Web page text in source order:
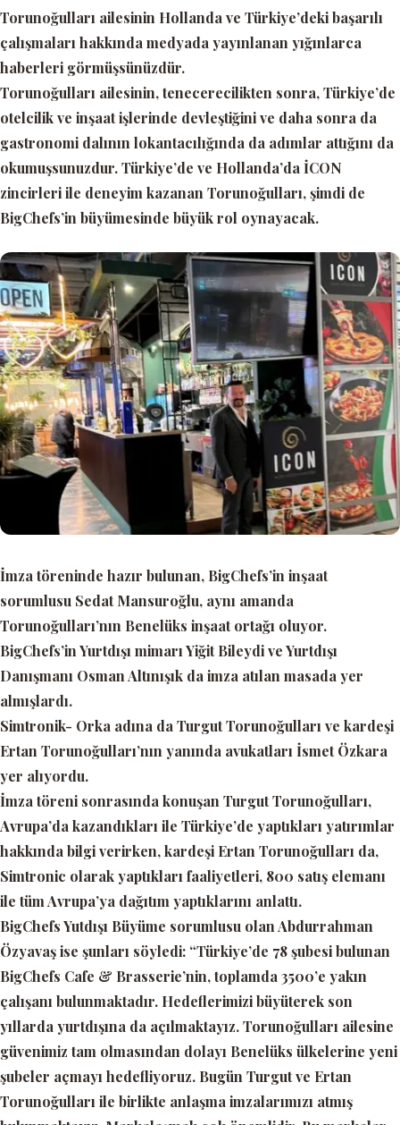
Torunoğulları ailesinin Hollanda ve Türkiye’deki başarılı
çalışmaları hakkında medyada yayınlanan yığınlarca
haberleri görmüşsünüzdür.
Torunoğulları ailesinin, tenecerecilikten sonra, Türkiye’de
otelcilik ve inşaat işlerinde devleştiğini ve daha sonra da
gastronomi dalının lokantacılığında da adımlar attığını da
okumuşsunuzdur. Türkiye’de ve Hollanda’da İCON
zincirleri ile deneyim kazanan Torunoğulları, şimdi de
BigChefs’in büyümesinde büyük rol oynayacak.
İmza töreninde hazır bulunan, BigChefs’in inşaat
sorumlusu Sedat Mansuroğlu, aynı amanda
Torunoğulları’nın Benelüks inşaat ortağı oluyor.
BigChefs’in Yurtdışı mimarı Yiğit Bileydi ve Yurtdışı
Danışmanı Osman Altınışık da imza atılan masada yer
almışlardı.
Simtronik- Orka adına da Turgut Torunoğulları ve kardeşi
Ertan Torunoğulları’nın yanında avukatları İsmet Özkara
yer alıyordu.
İmza töreni sonrasında konuşan Turgut Torunoğulları,
Avrupa’da kazandıkları ile Türkiye’de yaptıkları yatırımlar
hakkında bilgi verirken, kardeşi Ertan Torunoğulları da,
Simtronic olarak yaptıkları faaliyetleri, 800 satış elemanı
ile tüm Avrupa’ya dağıtım yaptıklarını anlattı.
BigChefs Yutdışı Büyüme sorumlusu olan Abdurrahman
Özyavaş ise şunları söyledi: “Türkiye’de 78 şubesi bulunan
BigChefs Cafe & Brasserie’nin, toplamda 3500’e yakın
çalışanı bulunmaktadır. Hedeflerimizi büyüterek son
yıllarda yurtdışına da açılmaktayız. Torunoğulları ailesine
güvenimiz tam olmasından dolayı Benelüks ülkelerine yeni
şubeler açmayı hedefliyoruz. Bugün Turgut ve Ertan
Torunoğulları ile birlikte anlaşma imzalarımızı atmış